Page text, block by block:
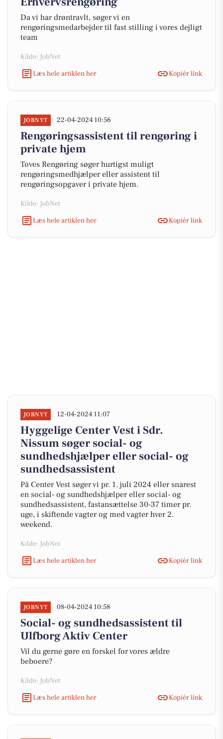
Da vi har drøntravlt, søger vi en
rengøringsmedarbejder til fast stilling i vores dejligt
team
Kilde: JobNet
Læs hele artiklen her
Kopiér link
JOBNYT 22-04-2024 10:56
Rengøringsassistent til rengøring i
private hjem
Toves Rengøring søger hurtigst muligt
rengøringsmedhjælper eller assistent til
rengøringsopgaver i private hjem.
Kilde: JobNet
Læs hele artiklen her
Kopiér link
JOBNYT 12-04-2024 11:07
Hyggelige Center Vest i Sdr.
Nissum søger social- og
sundhedshjælper eller social- og
sundhedsassistent
På Center Vest søger vi pr. 1. juli 2024 eller snarest
en social- og sundhedshjælper eller social- og
sundhedsassistent, fastansættelse 30-37 timer pr.
uge, i skiftende vagter og med vagter hver 2.
weekend.
Kilde: JobNet
Læs hele artiklen her
Kopiér link
JOBNYT 08-04-2024 10:58
Social- og sundhedsassistent til
Ulfborg Aktiv Center
Vil du gerne gøre en forskel for vores ældre
beboere?
Kilde: JobNet
Læs hele artiklen her
Kopiér link